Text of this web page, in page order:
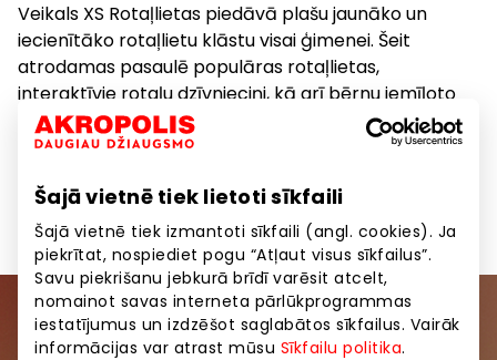
Šajā vietnē tiek lietoti sīkfaili
Šajā vietnē tiek izmantoti sīkfaili (angl. cookies). Ja
piekrītat, nospiediet pogu “Atļaut visus sīkfailus”.
Savu piekrišanu jebkurā brīdī varēsit atcelt,
nomainot savas interneta pārlūkprogrammas
iestatījumus un izdzēšot saglabātos sīkfailus. Vairāk
informācijas var atrast mūsu Sīkfailu politika.
Veikals XS Rotaļlietas piedāvā plašu jaunāko un
iecienītāko rotaļlietu klāstu visai ģimenei. Šeit
atrodamas pasaulē populāras rotaļlietas,
interaktīvie rotaļu dzīvnieciņi, kā arī bērnu iemīļoto
pasaku un multiplikācijas filmu varoņu rotaļlietas.
Bērniem Preces
Pievienojieties mūsu kopienai